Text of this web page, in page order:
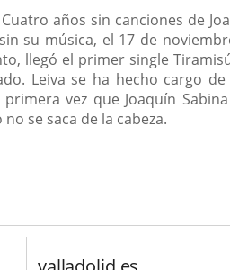
Cuatro años sin canciones de
su música, el 17 de
llegó el primer single
Leiva se ha hecho cargo
primera vez que Joaquín
se saca de la cabeza.